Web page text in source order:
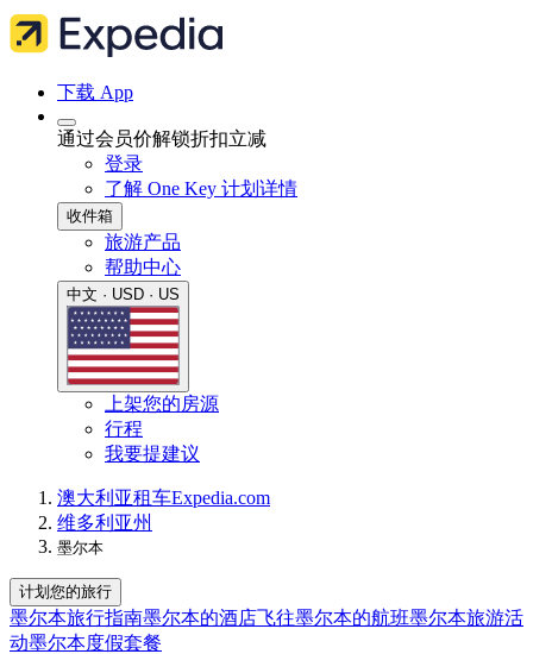
下载 App
通过会员价解锁折扣立减
登录
了解 One Key 计划详情
收件箱
旅游产品
帮助中心
中文 · USD · US
上架您的房源
行程
我要提建议
澳大利亚租车Expedia.com
维多利亚州
墨尔本
计划您的旅行
墨尔本旅行指南墨尔本的酒店飞往墨尔本的航班墨尔本旅游活
动墨尔本度假套餐